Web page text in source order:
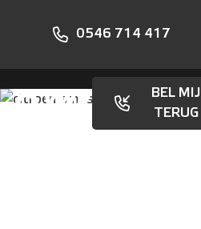
0546 714 417
BEL MIJ
TERUG